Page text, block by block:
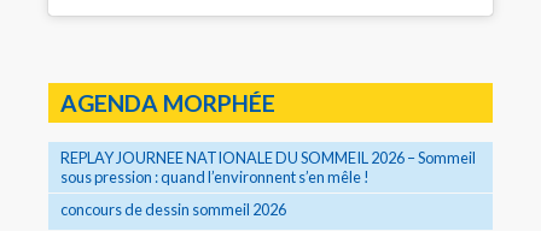
AGENDA MORPHÉE
REPLAY JOURNEE NATIONALE DU SOMMEIL 2026 – Sommeil
sous pression : quand l’environnent s’en mêle !
concours de dessin sommeil 2026